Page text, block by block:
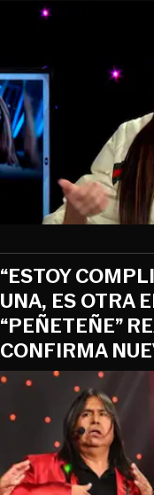
“ESTOY
UNA, ES OTRA
“PEÑETEÑE”
CONFIRMA